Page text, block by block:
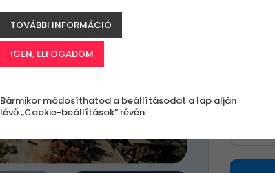
TOVÁBBI INFORMÁCIÓ
IGEN, ELFOGADOM
Bármikor módosíthatod a beállításodat a lap alján
lévő „Cookie-beállítások” révén.